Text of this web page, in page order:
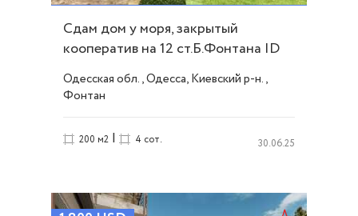
Сдам дом у моря, закрытый
кооператив на 12 ст.Б.Фонтана ID
27537
Одесская обл., Одесса, Киевский р-н.,
Фонтан
200 м2 | 4 сот. 30.06.25